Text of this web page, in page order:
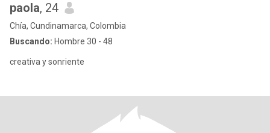
paola, 24
Chía, Cundinamarca, Colombia
Buscando: Hombre 30 - 48
creativa y sonriente